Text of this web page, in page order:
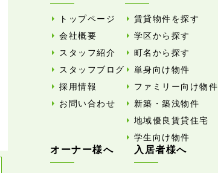
トップページ
会社概要
スタッフ紹介
スタッフブログ
採用情報
お問い合わせ
賃貸物件を探す
学区から探す
町名から探す
単身向け物件
ファミリー向け物件
新築・築浅物件
地域優良賃貸住宅
学生向け物件
オーナー様へ 入居者様へ